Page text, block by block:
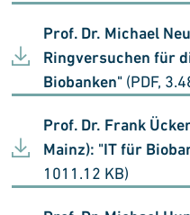
Prof. Dr. Michael
Ringversuchen für
Biobanken" (PDF,
Prof. Dr. Frank
Mainz): "IT für
1011.12 KB)